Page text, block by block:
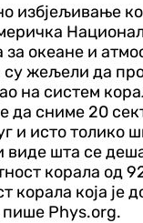
избјељивање
за океане и
жељели да
на систем
да сниме 20
и исто толико
виде шта се
корала од
корала која је
Phys.org.